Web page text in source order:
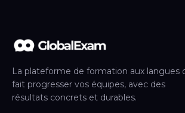
La plateforme de formation aux langues
fait progresser vos équipes, avec des
résultats concrets et durables.